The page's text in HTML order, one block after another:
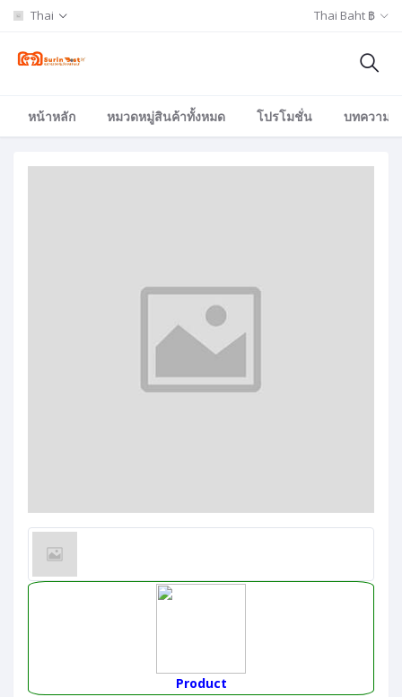
Thai Thai Baht ฿
หน้าหลัก หมวดหมู่สินค้าทั้งหมด โปรโมชั่น บทความ/
Product